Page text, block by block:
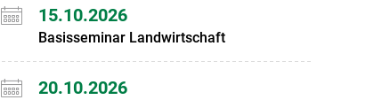
15.10.2026
Basisseminar Landwirtschaft
20.10.2026